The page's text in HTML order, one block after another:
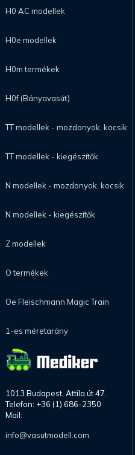
H0 AC modellek
H0e modellek
H0m termékek
H0f (Bányavasút)
TT modellek - mozdonyok, kocsik
TT modellek - kiegészítők
N modellek - mozdonyok, kocsik
N modellek - kiegészítők
Z modellek
O termékek
Oe Fleischmann Magic Train
1-es méretarány
1013 Budapest, Attila út 47.
Telefon: +36 (1) 686-2350
Mail:
info@vasutmodell.com